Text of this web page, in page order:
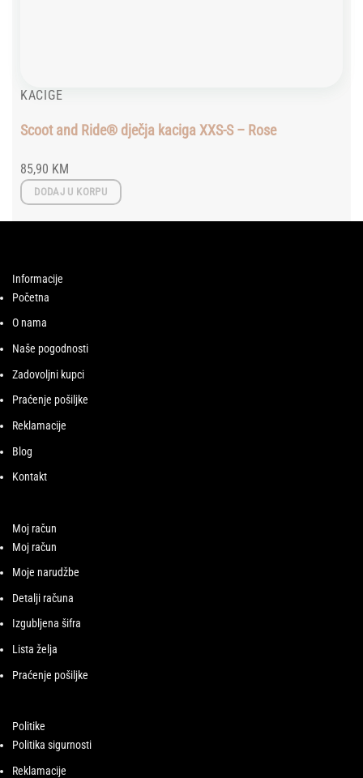
KACIGE
Scoot and Ride® dječja kaciga XXS-S – Rose
85,90 KM
DODAJ U KORPU
Informacije
Početna
O nama
Naše pogodnosti
Zadovoljni kupci
Praćenje pošiljke
Reklamacije
Blog
Kontakt
Moj račun
Moj račun
Moje narudžbe
Detalji računa
Izgubljena šifra
Lista želja
Praćenje pošiljke
Politike
Politika sigurnosti
Reklamacije